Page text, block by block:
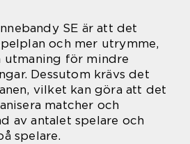
SE är att det
och mer utrymme,
utmaning för mindre
Dessutom krävs det
vilket kan göra att det
matcher och
av antalet spelare och
spelare.